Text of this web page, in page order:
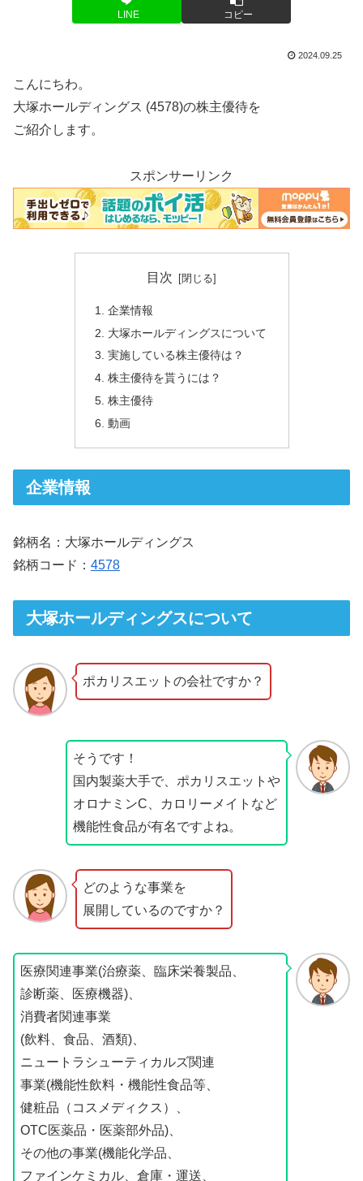
LINE コピー
2024.09.25
こんにちわ。
大塚ホールディングス (4578)の株主優待を
ご紹介します。
スポンサーリンク
目次
企業情報
大塚ホールディングスについて
実施している株主優待は？
株主優待を貰うには？
株主優待
動画
企業情報
銘柄名：大塚ホールディングス
銘柄コード： 4578
大塚ホールディングスについて
ポカリスエットの会社ですか？
そうです！
国内製薬大手で、ポカリスエットや
オロナミンC、カロリーメイトなど
機能性食品が有名ですよね。
どのような事業を
展開しているのですか？
医療関連事業(治療薬、臨床栄養製品、
診断薬、医療機器)、
消費者関連事業
(飲料、食品、酒類)、
ニュートラシューティカルズ関連
事業(機能性飲料・機能性食品等、
健粧品（コスメディクス）、
OTC医薬品・医薬部外品)、
その他の事業(機能化学品、
ファインケミカル、倉庫・運送、